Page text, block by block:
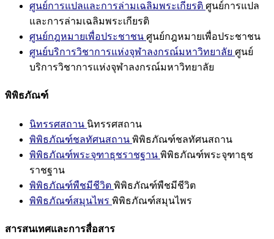
ศูนย์การแปลและการล่ามเฉลิมพระเกียรติ ศูนย์การแปล
และการล่ามเฉลิมพระเกียรติ
ศูนย์กฎหมายเพื่อประชาชน ศูนย์กฎหมายเพื่อประชาชน
ศูนย์บริการวิชาการแห่งจุฬาลงกรณ์มหาวิทยาลัย ศูนย์
บริการวิชาการแห่งจุฬาลงกรณ์มหาวิทยาลัย
พิพิธภัณฑ์
นิทรรศสถาน นิทรรศสถาน
พิพิธภัณฑ์ชลทัศนสถาน พิพิธภัณฑ์ชลทัศนสถาน
พิพิธภัณฑ์พระจุฑาธุชราชฐาน พิพิธภัณฑ์พระจุฑาธุช
ราชฐาน
พิพิธภัณฑ์พืชมีชีวิต พิพิธภัณฑ์พืชมีชีวิต
พิพิธภัณฑ์สมุนไพร พิพิธภัณฑ์สมุนไพร
สารสนเทศและการสื่อสาร